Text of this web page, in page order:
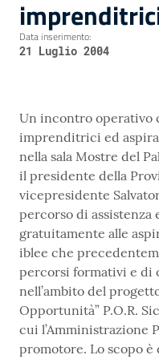
Data inserimento:
21 Luglio 2004
Un incontro operativo
imprenditrici ed
nella sala Mostre del
il presidente della
vicepresidente
percorso di assistenza
gratuitamente alle
iblee che
percorsi formativi e di
nell’ambito del
Opportunità” P.O.R.
cui l’Amministrazione
promotore. Lo scopo è